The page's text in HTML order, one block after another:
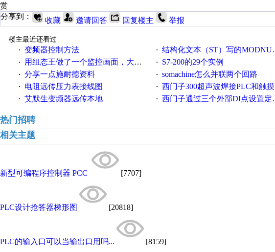
赏
分享到：
收藏 邀请回答 回复楼主 举报
楼主最近还看过
· 变频器控制方法 · 结构化文本（ST）写的MODNUSCRC16校验程序
· 用组态王做了一个监控画面，大家给点意见 · S7-200的29个实例
· 分享一点施耐德资料 · somachine怎么并联两个回路
· 电阻远传压力表接线图 · 西门子300超声波焊接PLC和触摸屏程序
· 艾默生变频器远传本地 · 西门子通过三个外部DI点设置定时器时间
热门招聘
相关主题
新型可编程序控制器 PCC [7707]
PLC设计抢答器梯形图 [20818]
PLC的输入口可以当输出口用吗... [8159]